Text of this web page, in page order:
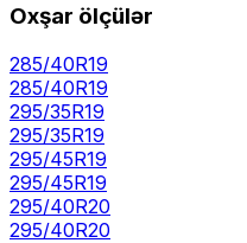
Oxşar ölçülər
285/40R19
285/40R19
295/35R19
295/35R19
295/45R19
295/45R19
295/40R20
295/40R20